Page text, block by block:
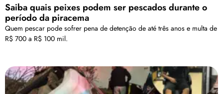
Saiba quais peixes podem ser pescados durante o
período da piracema
Quem pescar pode sofrer pena de detenção de até três anos e multa de
R$ 700 a R$ 100 mil.